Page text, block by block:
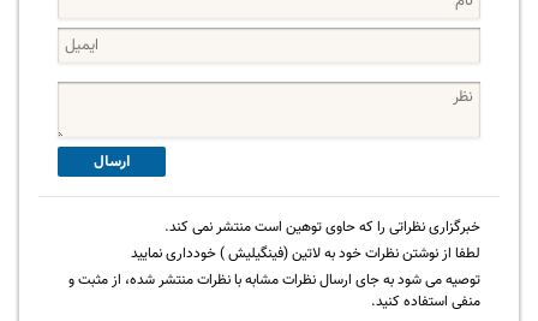
ارسال
خبرگزاری نظراتی را که حاوی توهین است منتشر نمی کند.
لطفا از نوشتن نظرات خود به لاتین (فینگیلیش ) خودداری نمایید
توصیه می شود به جای ارسال نظرات مشابه با نظرات منتشر شده، از مثبت و
منفی استفاده کنید.